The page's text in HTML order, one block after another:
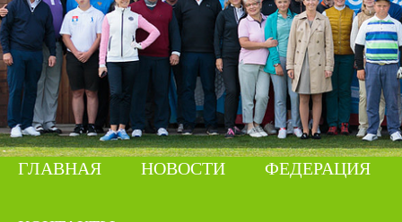
ГЛАВНАЯ НОВОСТИ ФЕДЕРАЦИЯ